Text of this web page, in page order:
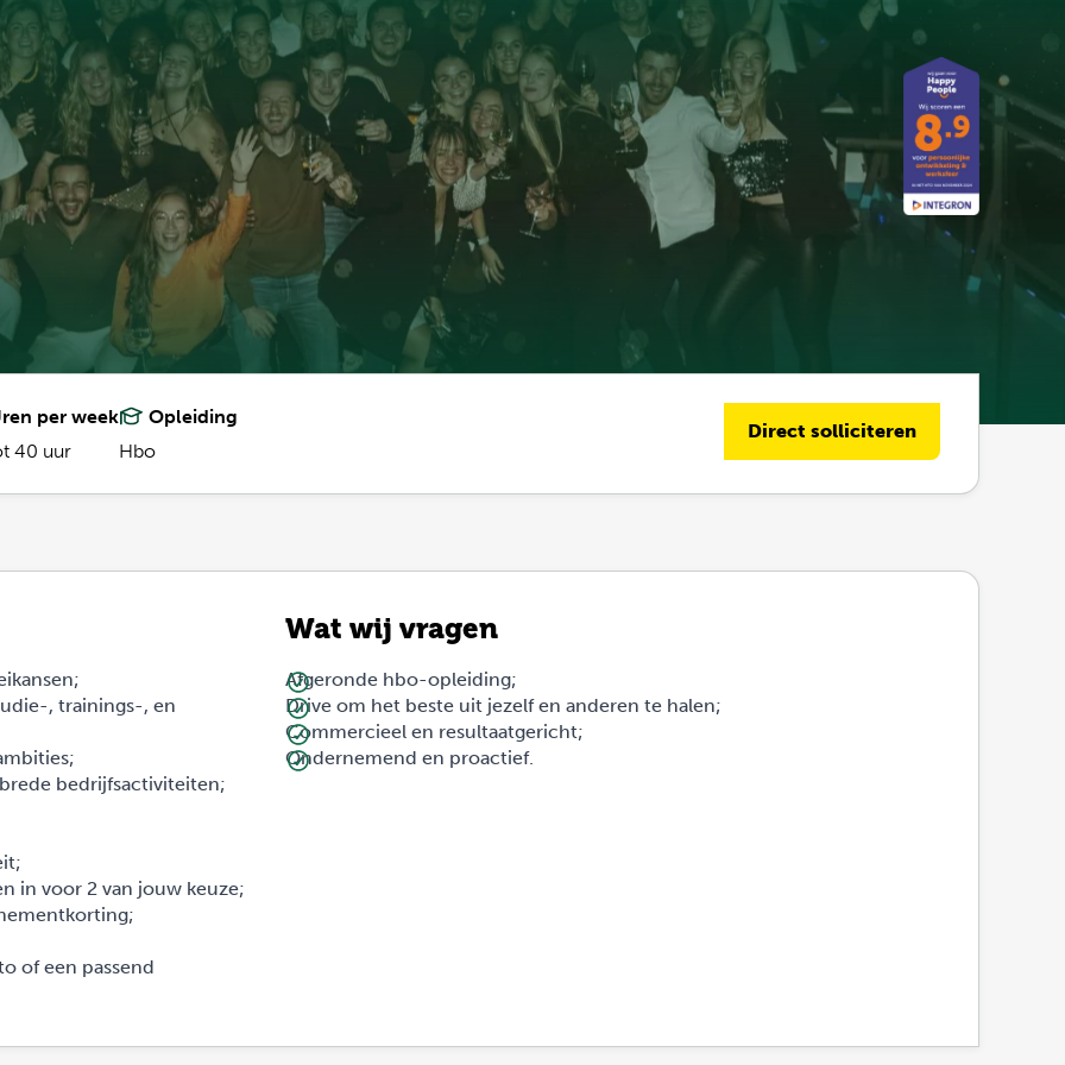
per week
40 uur
Opleiding
Hbo
Direct solliciteren
, trainings-, en
bedrijfsactiviteiten;
in voor 2 van jouw keuze;
of een passend
Wat wij vragen
Afgeronde hbo-opleiding;
Drive om het beste uit jezelf en anderen te halen;
Commercieel en resultaatgericht;
Ondernemend en proactief.